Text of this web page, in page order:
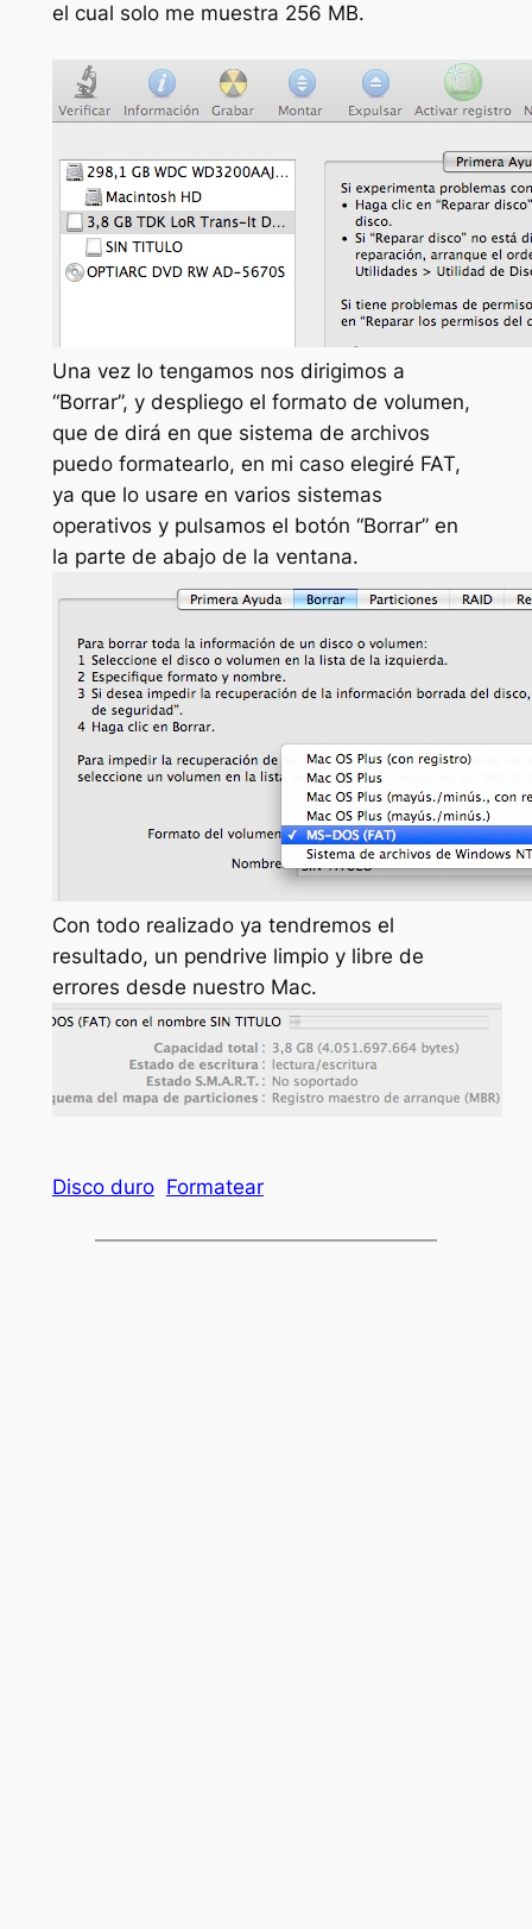
el cual solo me muestra 256 MB.
Una vez lo tengamos nos dirigimos a
“Borrar”, y despliego el formato de volumen,
que de dirá en que sistema de archivos
puedo formatearlo, en mi caso elegiré FAT,
ya que lo usare en varios sistemas
operativos y pulsamos el botón “Borrar” en
la parte de abajo de la ventana.
Con todo realizado ya tendremos el
resultado, un pendrive limpio y libre de
errores desde nuestro Mac.
Disco duro Formatear